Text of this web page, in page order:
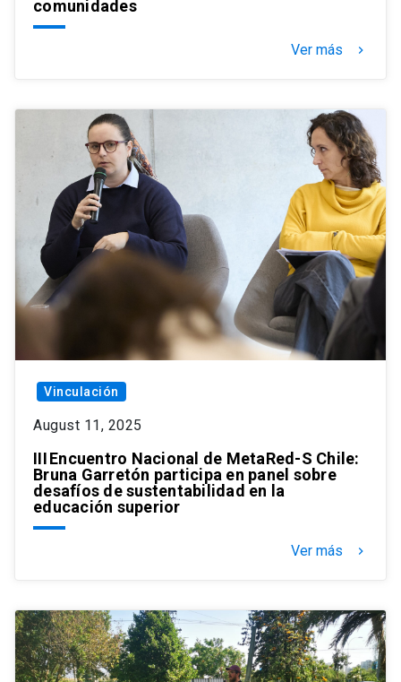
comunidades
Ver más keyboard_arrow_right
Vinculación
August 11, 2025
III Encuentro Nacional de MetaRed-S Chile:
Bruna Garretón participa en panel sobre
desafíos de sustentabilidad en la
educación superior
Ver más keyboard_arrow_right